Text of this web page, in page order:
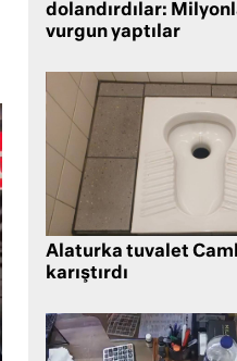
dolandırdılar:
vurgun yaptılar
Alaturka tuvalet
karıştırdı